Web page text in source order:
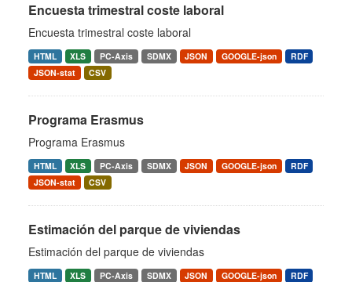
Encuesta trimestral coste laboral
Encuesta trimestral coste laboral
HTML XLS PC-Axis SDMX JSON GOOGLE-json
RDF
JSON-stat
CSV
Programa Erasmus
Programa Erasmus
HTML XLS PC-Axis SDMX JSON GOOGLE-json
RDF
JSON-stat
CSV
Estimación del parque de viviendas
Estimación del parque de viviendas
HTML XLS PC-Axis SDMX JSON GOOGLE-json
RDF